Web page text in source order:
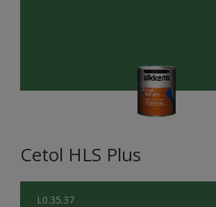
Cetol HLS Plus
L0.35.37